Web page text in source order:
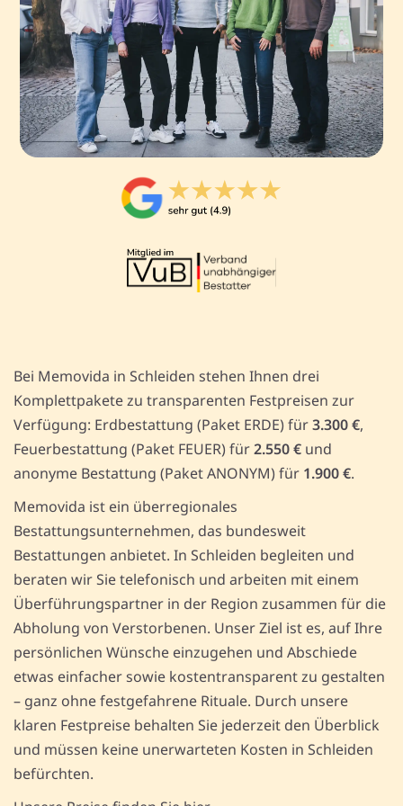
Bei Memovida in Schleiden stehen Ihnen drei
Komplettpakete zu transparenten Festpreisen zur
Verfügung: Erdbestattung (Paket ERDE) für3.300 €,
Feuerbestattung (Paket FEUER) für2.550 € und
anonyme Bestattung (Paket ANONYM) für 1.900 €.
Memovida ist ein überregionales
Bestattungsunternehmen, das bundesweit
Bestattungen anbietet. In Schleiden begleiten und
beraten wir Sie telefonisch und arbeiten mit einem
Überführungspartner in der Region zusammen für die
Abholung von Verstorbenen. Unser Ziel ist es, auf Ihre
persönlichen Wünsche einzugehen und Abschiede
etwas einfacher sowie kostentransparent zu gestalten
– ganz ohne festgefahrene Rituale. Durch unsere
klaren Festpreise behalten Sie jederzeit den Überblick
und müssen keine unerwarteten Kosten in Schleiden
befürchten.